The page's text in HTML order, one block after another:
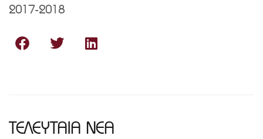
2017-2018
ΤΕΛΕΥΤΑΙΑ ΝΕΑ